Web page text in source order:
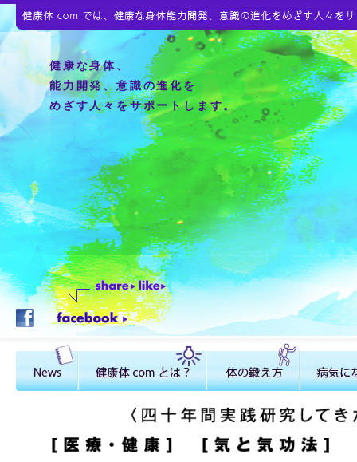
健康な身体、
能力開発、意識の進化を
めざす人々をサポートします。